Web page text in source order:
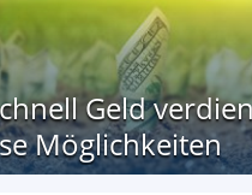
Geld
Möglichkeiten